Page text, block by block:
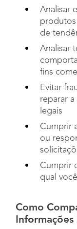
Analisar
produtos
de
Analisar
fins
Evitar
reparar
legais
Cumprir
ou
Cumprir
qual
Como
Informações